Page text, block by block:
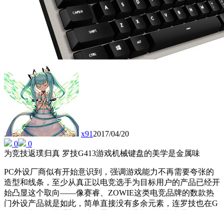
x912017/04/20
0
0
为竞技返璞归真 罗技G413游戏机械键盘的美学是金属味
PC外设厂商似有开始意识到，强调游戏能力不再需要夸张的
造型和线条，至少从真正以电竞选手为目标用户的产品已经开
始凸显这个取向——像赛睿、ZOWIE这类电竞品牌的数款热
门外设产品就是如此，简单直接没有多余元素，连罗技也在G